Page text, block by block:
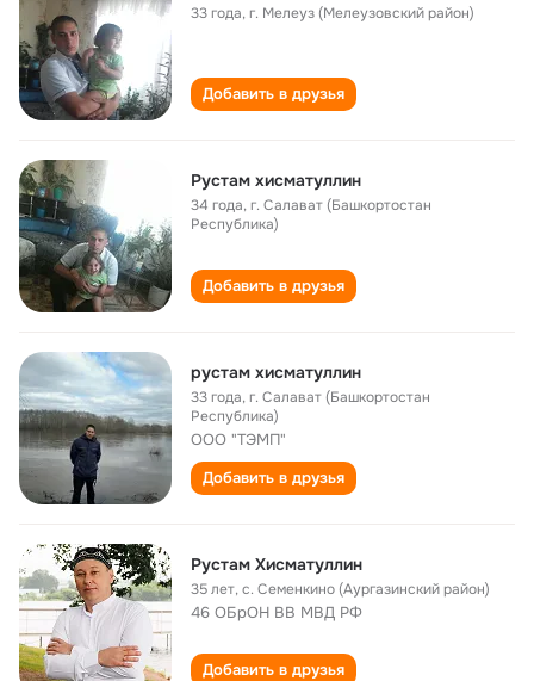
33 года,г. Мелеуз (Мелеузовский район)
Добавить в друзья
Рустам хисматуллин
34 года,г. Салават (Башкортостан
Республика)
Добавить в друзья
рустам хисматуллин
33 года,г. Салават (Башкортостан
Республика)
ООО "ТЭМП"
Добавить в друзья
Рустам Хисматуллин
35 лет,с. Семенкино (Аургазинский район)
46 ОБрОН ВВ МВД РФ
Добавить в друзья